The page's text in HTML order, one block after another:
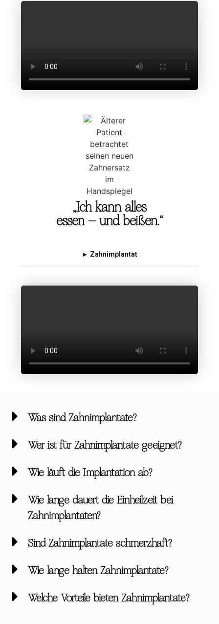
„Ich kann alles
essen – und beißen.“
► Zahnimplantat
Was sind Zahnimplantate?
Wer ist für Zahnimplantate geeignet?
Wie läuft die Implantation ab?
Wie lange dauert die Einheilzeit bei
Zahnimplantaten?
Sind Zahnimplantate schmerzhaft?
Wie lange halten Zahnimplantate?
Welche Vorteile bieten Zahnimplantate?